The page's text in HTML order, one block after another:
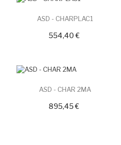
ASD - CHARPLAC1
554,40 €
ASD - CHAR 2MA
895,45 €